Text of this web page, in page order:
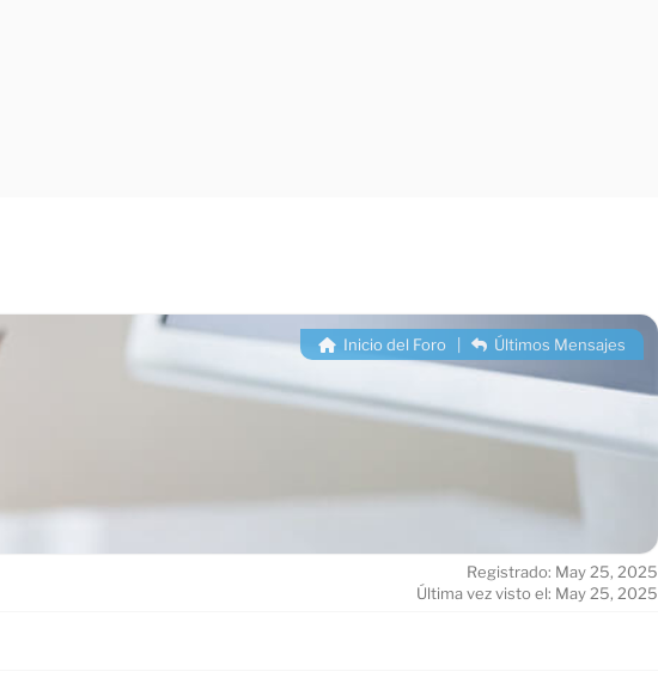
Inicio del Foro Últimos Mensajes
Registrado: May 25, 2025
Última vez visto el: May 25, 2025